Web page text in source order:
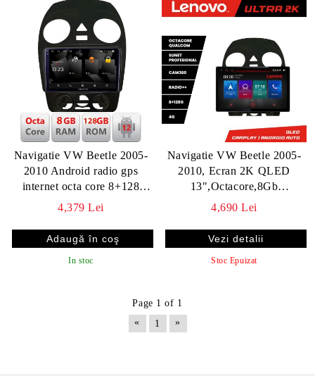
Navigatie VW Beetle 2005-
2010 Android radio gps
internet octa core 8+128
carplay android auto
4,379 Lei
In stoc
Navigatie VW Beetle 2005-
2010, Ecran 2K QLED
13",Octacore,8Gb
RAM,128Gb
4,690 Lei
Vezi detalii
Stoc Epuizat
Page 1 of 1
«
1 »